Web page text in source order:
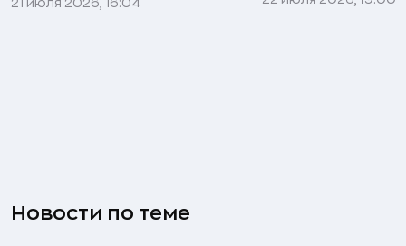
21 июля 2026, 16:04
Новости по теме